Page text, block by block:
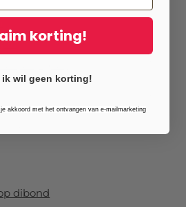
dibond
korting!
ik wil geen korting!
akkoord met het ontvangen van e-mailmarketing